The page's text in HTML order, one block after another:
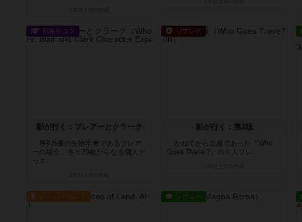
戦略やコツ
影が行く：ブレアーとクラーク
序列5番の生物学者であるブレア
ーの場合、各々20枚からなる個人デ
ッキ...
リプレイ
影が行く：第2版
かねてから念願であった『Who
Goes There ?』の６人プレ...
ルール/インスト レビュー